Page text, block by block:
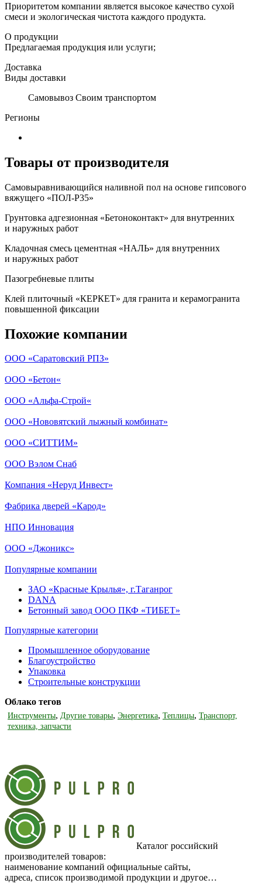
Приоритетом компании является высокое качество сухой
смеси и экологическая чистота каждого продукта.
О продукции
Предлагаемая продукция или услуги;
Доставка
Виды доставки
Самовывоз Своим транспортом
Регионы
Товары от производителя
Самовыравнивающийся наливной пол на основе гипсового
вяжущего «ПОЛ-Р35»
Грунтовка адгезионная «Бетоноконтакт» для внутренних
и наружных работ
Кладочная смесь цементная «НАЛЬ» для внутренних
и наружных работ
Пазогребневые плиты
Клей плиточный «КЕРКЕТ» для гранита и керамогранита
повышенной фиксации
Похожие компании
ООО «Саратовский РПЗ»
ООО «Бетон«
ООО «Альфа-Строй«
ООО «Нововятский лыжный комбинат»
ООО «СИТТИМ»
ООО Вэлом Снаб
Компания «Неруд Инвест»
Фабрика дверей «Карод»
НПО Инновация
ООО «Джоникс»
Популярные компании
ЗАО «Красные Крылья», г.Таганрог
DANA
Бетонный завод ООО ПКФ «ТИБЕТ»
Популярные категории
Промышленное оборудование
Благоустройство
Упаковка
Строительные конструкции
Облако тегов
Инструменты, Другие товары, Энергетика, Теплицы, Транспорт,
техника, запчасти
Каталог российский
производителей товаров:
наименование компаний официальные сайты,
адреса, список производимой продукции и другое…